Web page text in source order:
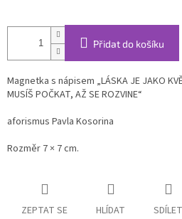
Přidat do košíku
Magnetka s nápisem „LÁSKA JE JAKO
MUSÍŠ POČKAT, AŽ SE ROZVINE“
aforismus Pavla Kosorina
Rozměr 7 × 7 cm.
ZEPTAT SE HLÍDAT SDÍLET